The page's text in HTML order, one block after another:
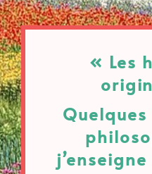
« Les